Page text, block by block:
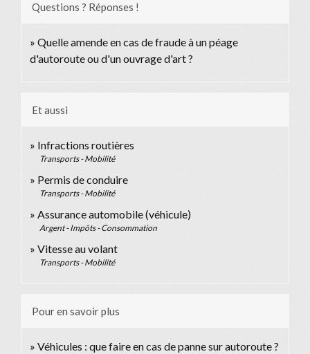
Questions ? Réponses !
Quelle amende en cas de fraude à un péage
d'autoroute ou d'un ouvrage d'art ?
Et aussi
Infractions routières
Transports - Mobilité
Permis de conduire
Transports - Mobilité
Assurance automobile (véhicule)
Argent - Impôts - Consommation
Vitesse au volant
Transports - Mobilité
Pour en savoir plus
Véhicules : que faire en cas de panne sur autoroute ?